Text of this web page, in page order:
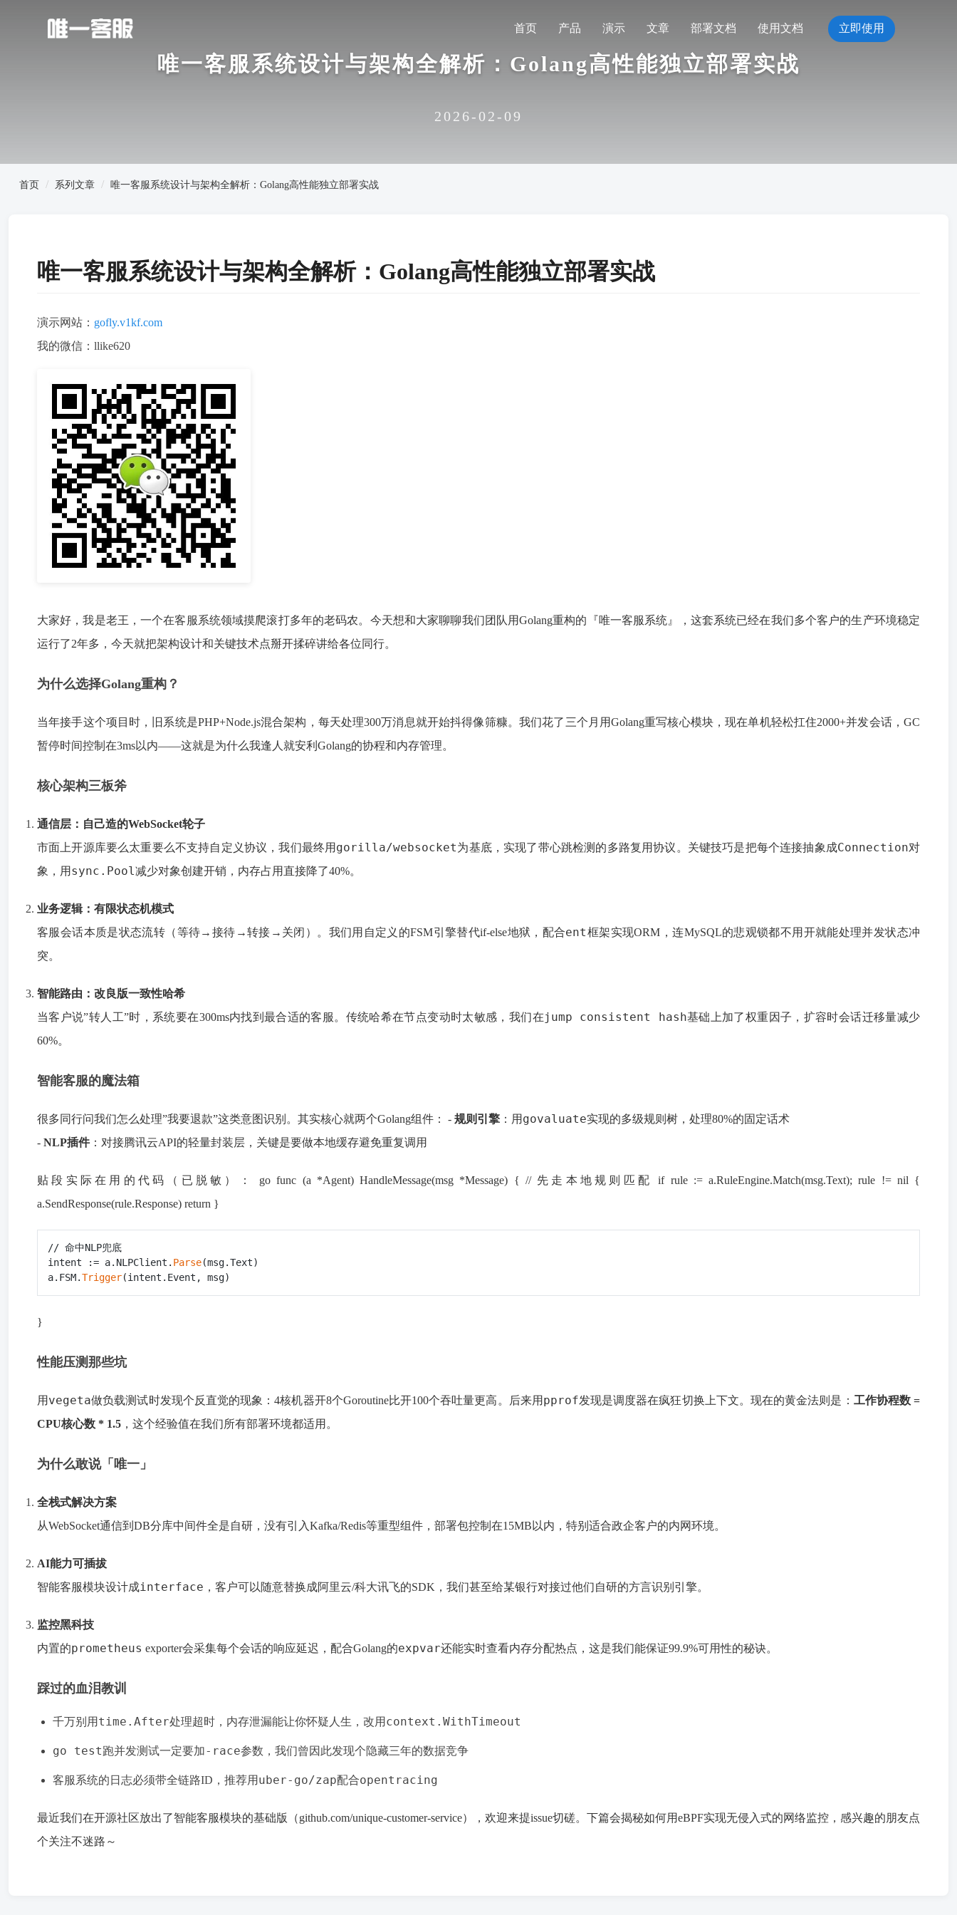
首页 产品 演示 文章 部署文档 使用文档 立即使用
唯一客服系统设计与架构全解析：Golang高性能独立部署实战
2026-02-09
首页 系列文章 唯一客服系统设计与架构全解析：Golang高性能独立部署实战
唯一客服系统设计与架构全解析：Golang高性能独立部署实战
演示网站： gofly.v1kf.com
我的微信：llike620
大家好，我是老王，一个在客服系统领域摸爬滚打多年的老码农。今天想和大家聊聊我们团队用Golang重构的『唯一客服系统』，这套系统已经在我们多个客户的生产环境稳定
运行了2年多，今天就把架构设计和关键技术点掰开揉碎讲给各位同行。
为什么选择Golang重构？
当年接手这个项目时，旧系统是PHP+Node.js混合架构，每天处理300万消息就开始抖得像筛糠。我们花了三个月用Golang重写核心模块，现在单机轻松扛住2000+并发会话，GC
暂停时间控制在3ms以内——这就是为什么我逢人就安利Golang的协程和内存管理。
核心架构三板斧
通信层：自己造的WebSocket轮子
市面上开源库要么太重要么不支持自定义协议，我们最终用 gorilla/websocket为基底，实现了带心跳检测的多路复用协议。关键技巧是把每个连接抽象成Connection对
象，用 sync.Pool 减少对象创建开销，内存占用直接降了40%。
业务逻辑：有限状态机模式
客服会话本质是状态流转（等待→接待→转接→关闭）。我们用自定义的FSM引擎替代if-else地狱，配合ent框架实现ORM，连MySQL的悲观锁都不用开就能处理并发状态冲
突。
智能路由：改良版一致性哈希
当客户说”转人工”时，系统要在300ms内找到最合适的客服。传统哈希在节点变动时太敏感，我们在jump consistent hash基础上加了权重因子，扩容时会话迁移量减少
60%。
智能客服的魔法箱
很多同行问我们怎么处理”我要退款”这类意图识别。其实核心就两个Golang组件： - 规则引擎 ：用 govaluate实现的多级规则树，处理80%的固定话术
- NLP插件：对接腾讯云API的轻量封装层，关键是要做本地缓存避免重复调用
贴段实际在用的代码（已脱敏）： go func (a *Agent) HandleMessage(msg *Message) { // 先走本地规则匹配 if rule := a.RuleEngine.Match(msg.Text); rule != nil {
a.SendResponse(rule.Response) return }
// 命中NLP兜底
intent := a.NLPClient. Parse(msg.Text)
a.FSM.Trigger
}
性能压测那些坑
用 vegeta做负载测试时发现个反直觉的现象：4核机器开8个Goroutine比开100个吞吐量更高。后来用 pprof发现是调度器在疯狂切换上下文。现在的黄金法则是： 工作协程数 =
CPU核心数 * 1.5 ，这个经验值在我们所有部署环境都适用。
为什么敢说「唯一」
全栈式解决方案
从WebSocket通信到DB分库中间件全是自研，没有引入Kafka/Redis等重型组件，部署包控制在15MB以内，特别适合政企客户的内网环境。
AI能力可插拔
智能客服模块设计成interface ，客户可以随意替换成阿里云/科大讯飞的SDK，我们甚至给某银行对接过他们自研的方言识别引擎。
监控黑科技
内置的prometheus exporter会采集每个会话的响应延迟，配合Golang的expvar还能实时查看内存分配热点，这是我们能保证99.9%可用性的秘诀。
踩过的血泪教训
千万别用 time.After处理超时，内存泄漏能让你怀疑人生，改用 context.WithTimeout
go test跑并发测试一定要加-race参数，我们曾因此发现个隐藏三年的数据竞争
客服系统的日志必须带全链路ID，推荐用 uber-go/zap配合opentracing
最近我们在开源社区放出了智能客服模块的基础版（github.com/unique-customer-service），欢迎来提issue切磋。下篇会揭秘如何用eBPF实现无侵入式的网络监控，感兴趣的朋友点
个关注不迷路～